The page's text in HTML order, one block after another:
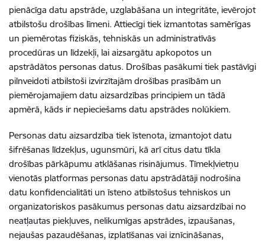
pienācīga datu apstrāde, uzglabāšana un integritāte, ievērojot
atbilstošu drošības līmeni. Attiecīgi tiek izmantotas samērīgas
un piemērotas fiziskās, tehniskās un administratīvās
procedūras un līdzekļi, lai aizsargātu apkopotos un
apstrādātos personas datus. Drošības pasākumi tiek pastāvīgi
pilnveidoti atbilstoši izvirzītajām drošības prasībām un
piemērojamajiem datu aizsardzības principiem un tādā
apmērā, kāds ir nepieciešams datu apstrādes nolūkiem.
Personas datu aizsardzība tiek īstenota, izmantojot datu
šifrēšanas līdzekļus, ugunsmūri, kā arī citus datu tīkla
drošības pārkāpumu atklāšanas risinājumus. Tīmekļvietņu
vienotās platformas personas datu apstrādātāji nodrošina
datu konfidencialitāti un īsteno atbilstošus tehniskos un
organizatoriskos pasākumus personas datu aizsardzībai no
neatļautas piekļuves, nelikumīgas apstrādes, izpaušanas,
nejaušas pazaudēšanas, izplatīšanas vai iznīcināšanas,